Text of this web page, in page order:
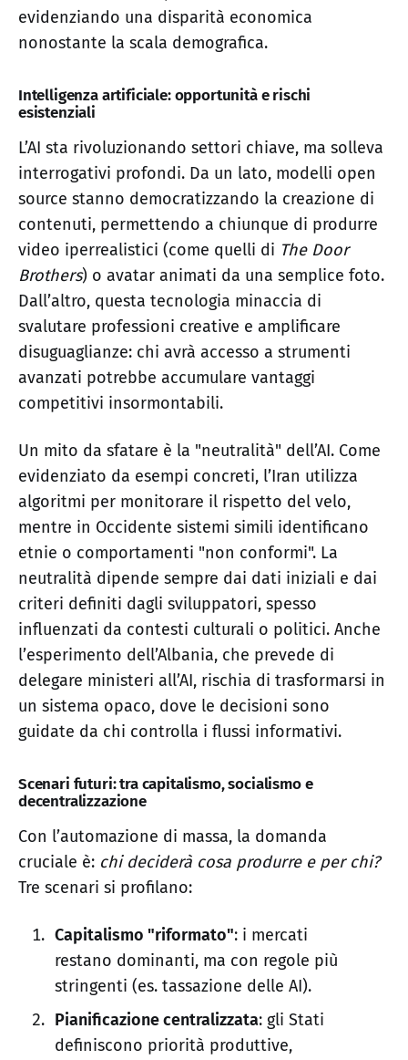
evidenziando una disparità economica
nonostante la scala demografica.
Intelligenza artificiale: opportunità e rischi
esistenziali
L’AI sta rivoluzionando settori chiave, ma solleva
interrogativi profondi. Da un lato, modelli open
source stanno democratizzando la creazione di
contenuti, permettendo a chiunque di produrre
video iperrealistici (come quelli di The Door
Brothers) o avatar animati da una semplice foto.
Dall’altro, questa tecnologia minaccia di
svalutare professioni creative e amplificare
disuguaglianze: chi avrà accesso a strumenti
avanzati potrebbe accumulare vantaggi
competitivi insormontabili.
Un mito da sfatare è la "neutralità" dell’AI. Come
evidenziato da esempi concreti, l’Iran utilizza
algoritmi per monitorare il rispetto del velo,
mentre in Occidente sistemi simili identificano
etnie o comportamenti "non conformi". La
neutralità dipende sempre dai dati iniziali e dai
criteri definiti dagli sviluppatori, spesso
influenzati da contesti culturali o politici. Anche
l’esperimento dell’Albania, che prevede di
delegare ministeri all’AI, rischia di trasformarsi in
un sistema opaco, dove le decisioni sono
guidate da chi controlla i flussi informativi.
Scenari futuri: tra capitalismo, socialismo e
decentralizzazione
Con l’automazione di massa, la domanda
cruciale è: chi deciderà cosa produrre e per chi?
Tre scenari si profilano:
Capitalismo "riformato": i mercati
restano dominanti, ma con regole più
stringenti (es. tassazione delle AI).
Pianificazione centralizzata: gli Stati
definiscono priorità produttive,